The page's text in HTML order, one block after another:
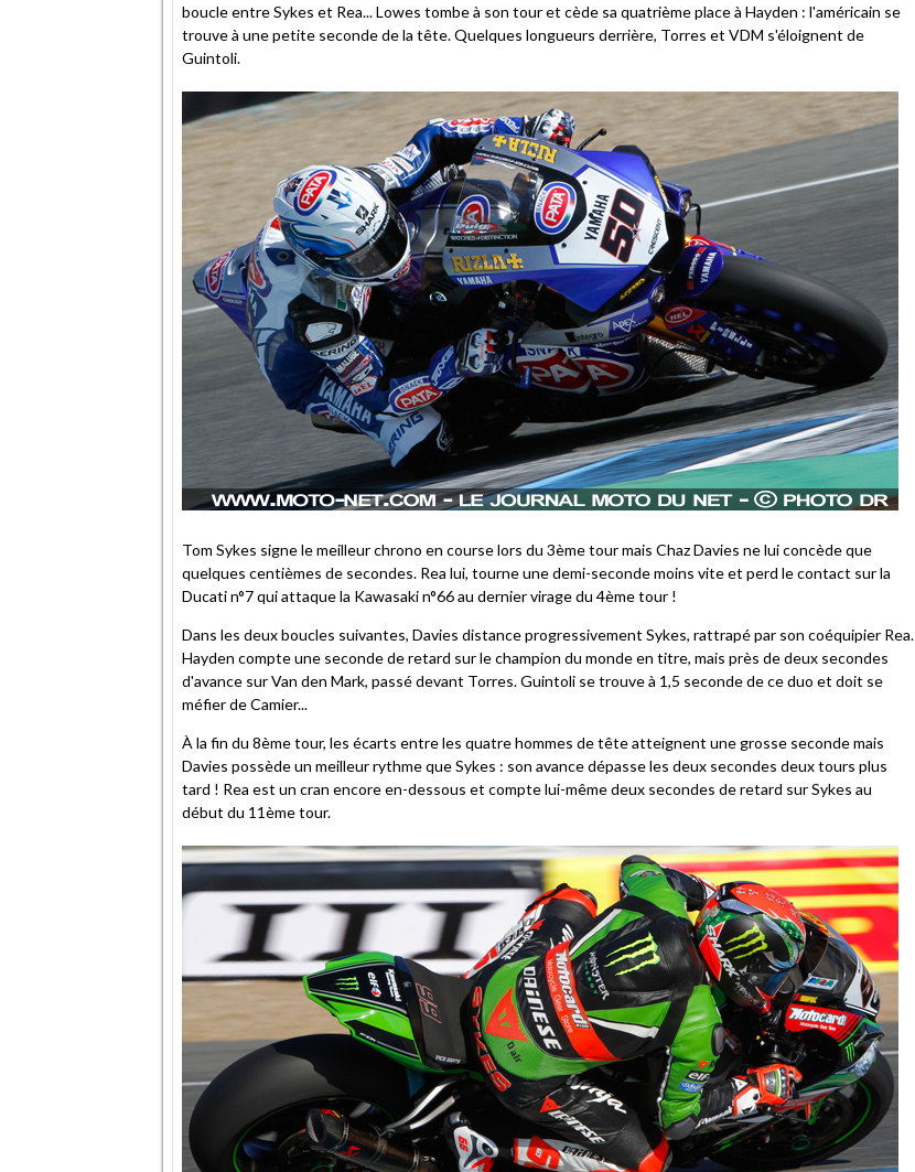
boucle entre Sykes et Rea... Lowes tombe à son tour et cède sa quatrième place à Hayden : l'américain se
trouve à une petite seconde de la tête. Quelques longueurs derrière, Torres et VDM s'éloignent de
Guintoli.
Tom Sykes signe le meilleur chrono en course lors du 3ème tour mais Chaz Davies ne lui concède que
quelques centièmes de secondes. Rea lui, tourne une demi-seconde moins vite et perd le contact sur la
Ducati n°7 qui attaque la Kawasaki n°66 au dernier virage du 4ème tour !
Dans les deux boucles suivantes, Davies distance progressivement Sykes, rattrapé par son coéquipier Rea.
Hayden compte une seconde de retard sur le champion du monde en titre, mais près de deux secondes
d'avance sur Van den Mark, passé devant Torres. Guintoli se trouve à 1,5 seconde de ce duo et doit se
méfier de Camier...
À la fin du 8ème tour, les écarts entre les quatre hommes de tête atteignent une grosse seconde mais
Davies possède un meilleur rythme que Sykes : son avance dépasse les deux secondes deux tours plus
tard ! Rea est un cran encore en-dessous et compte lui-même deux secondes de retard sur Sykes au
début du 11ème tour.